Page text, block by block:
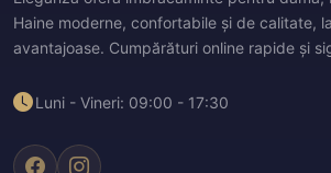
Haine moderne, confortabile și de calitate,
avantajoase. Cumpărături online rapide și
Luni - Vineri: 09:00 - 17:30